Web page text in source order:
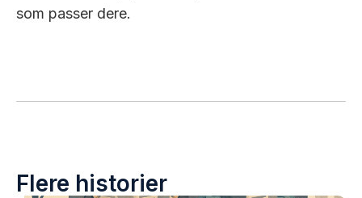
som passer dere.
Flere historier